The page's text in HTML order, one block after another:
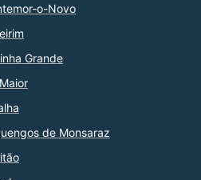
o-Novo
Grande
de Monsaraz